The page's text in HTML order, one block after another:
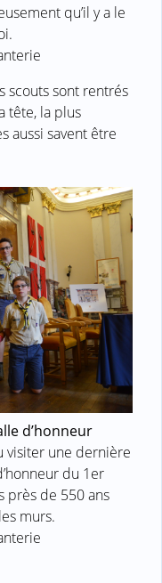
qu’il y a le
scouts sont rentrés
tête, la plus
aussi savent être
d’honneur
visiter une dernière
du 1er
près de 550 ans
murs.